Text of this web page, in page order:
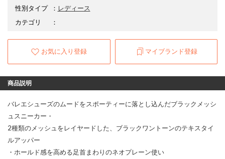
性別タイプ
： レディース
カテゴリ
：
お気に入り登録 マイブランド登録
商品説明
バレエシューズのムードをスポーティーに落とし込んだブラックメッシ
ュスニーカー・
2種類のメッシュをレイヤードした、ブラックワントーンのテキスタイ
ルアッパー
・ホールド感を高める足首まわりのネオプレーン使い